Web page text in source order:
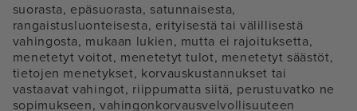
suorasta, epäsuorasta, satunnaisesta,
rangaistusluonteisesta, erityisestä tai välillisestä
vahingosta, mukaan lukien, mutta ei rajoituksetta,
menetetyt voitot, menetetyt tulot, menetetyt säästöt,
tietojen menetykset, korvauskustannukset tai
vastaavat vahingot, riippumatta siitä, perustuvatko ne
sopimukseen, vahingonkorvausvelvollisuuteen